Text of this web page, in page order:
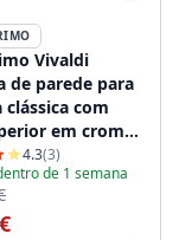
Vivaldi
de parede para
clássica com
em cromo
4.3(3)
de 1 semana